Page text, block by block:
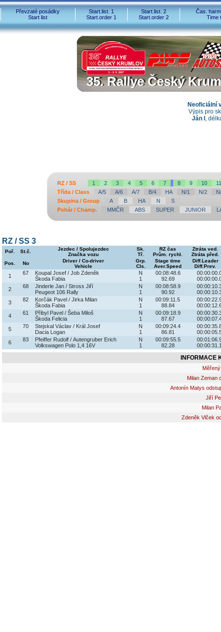
Převzaté posádky
Start list
Start.list. 1
Start.order 1
Start.list. 2
Start.order 2
Čas.
Time
35. Rallye Český
35. Rallye Český
Neoficiální
Výpis pro
Ján I ,
RZ / SS 1 2 3 4 5 6 7 8 9 10
11
Třída / Class
A/5 A/6 A/7 B/4 HA N/1 N/2
Skupina / Group
A B HA N
S
Pohár / Champ.
MMČR ABS SUPER JUNIOR
RZ / SS 3
Poř. St.č.
Jezdec / Spolujezdec
Značka vozu
Sk.
Tř.
RZ čas
Prům. rychl.
Ztráta ved.
Ztráta před.
Pos.
No
Driver / Co-driver
Vehicle
Grp.
Cls.
Stage time
Aver.Speed
Diff.Leader
Diff.Prev.
1 67
Koupal Josef / Job Zdeněk
Škoda Fabia
N
1
00:08:48.6
92.69
2
68
Jinderle Jan / Stross Jiří
Peugeot 106 Rally
N
1
00:08:58.9
90.92
3
82
Korčák Pavel / Jirka Milan
Škoda Fabia
N
1
00:09:11.5
88.84
4
61
Přibyl Pavel / Šeba Miloš
Škoda Felicia
N
1
00:09:18.9
87.67
5
70
Stejskal Václav / Král Josef
Dacia Logan
N
1
00:09:24.4
86.81
6
83
Pfeiffer Rudolf / Autengruber Erich
Volkswagen Polo 1,4 16V
N
1
00:09:55.5
82.28
INFORMACE
Milan Zeman
Antonín Matys
Jiří
Milan
Zdeněk Vlček